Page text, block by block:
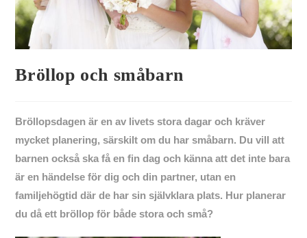
Bröllop och småbarn
Bröllopsdagen är en av livets stora dagar och kräver
mycket planering, särskilt om du har småbarn. Du vill att
barnen också ska få en fin dag och känna att det inte bara
är en händelse för dig och din partner, utan en
familjehögtid där de har sin självklara plats. Hur planerar
du då ett bröllop för både stora och små?